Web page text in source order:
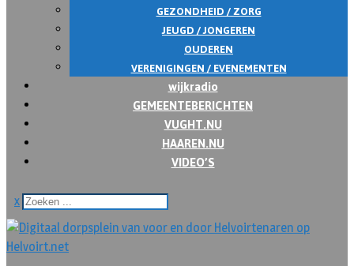
GEZONDHEID / ZORG
JEUGD / JONGEREN
OUDEREN
VERENIGINGEN / EVENEMENTEN
wijkradio
GEMEENTEBERICHTEN
VUGHT.NU
HAAREN.NU
VIDEO’S
x